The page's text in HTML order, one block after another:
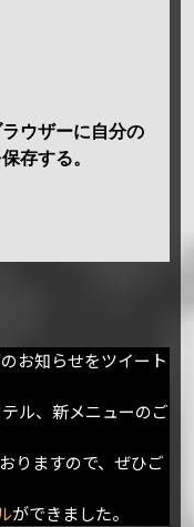
ウザーに自分の
存する。
お知らせをツイート
ル、新メニューのご
りますので、ぜひご
ができました。